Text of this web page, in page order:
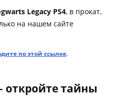
Legacy PS4, в прокат,
на нашем сайте
по этой ссылке.
откройте тайны